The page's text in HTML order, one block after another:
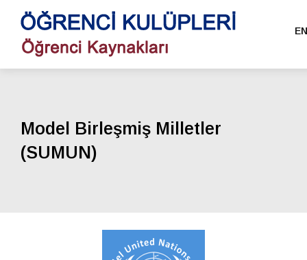
EN
Model Birleşmiş Milletler
(SUMUN)